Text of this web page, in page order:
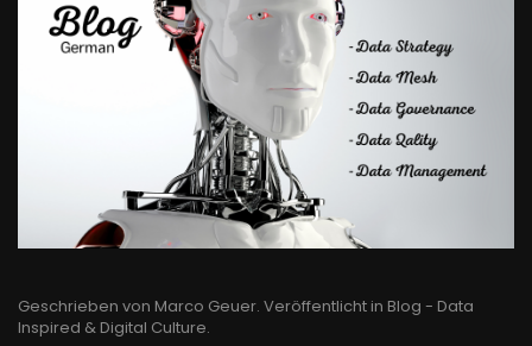
Geschrieben von Marco Geuer. Veröffentlicht in Blog - Data
Inspired & Digital Culture.